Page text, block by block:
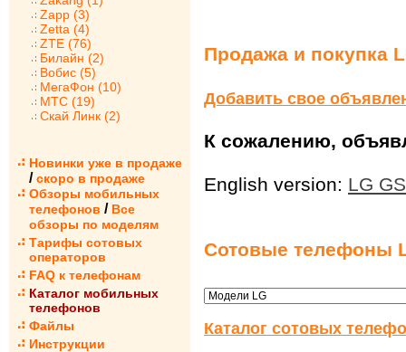
Zapp (3)
Zetta (4)
ZTE (76)
Билайн (2)
Вобис (5)
МегаФон (10)
МТС (19)
Скай Линк (2)
Новинки уже в продаже
/ скоро в продаже
Обзоры мобильных
телефонов / Все
обзоры по моделям
Тарифы сотовых
операторов
FAQ к телефонам
Каталог мобильных
телефонов
Файлы
Инструкции
Продажа и покупка
Добавить свое
К сожалению,
English version: LG
Сотовые телефоны
Каталог сотовых